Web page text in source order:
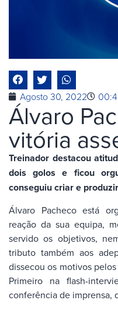
Agosto 30, 2022
Álvaro
vitória
Treinador destacou
dois golos e ficou
conseguiu criar e
Álvaro Pacheco está
reação da sua equipa,
servido os objetivos,
tributo também aos
dissecou os motivos
Primeiro na flash-
conferência de imprensa,